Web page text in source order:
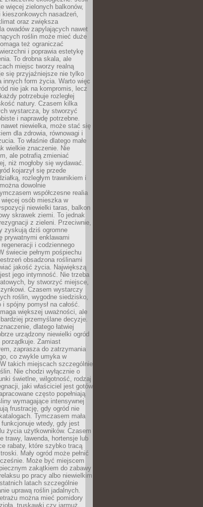
więcej zielonych balkonów,
kieszonkowych nasadzeń,
oraz zwiększa
owadów zapylających nawet
roślin może mieć duże
też ograniczać
i poprawia estetykę
To drobna skala, ale
miejsc tworzy realną
się przyjaźniejsze nie tylko
innych form życia. Warto więc
nie jak na kompromis, lecz
potrzebuje rozległej
natury. Czasem kilka
wystarcza, by stworzyć
i naprawdę potrzebne.
niewielka, może stać się
dla zdrowia, równowagi i
To właśnie dlatego małe
wielkie znaczenie. Nie
ale potrafią zmieniać
niż mogłoby się wydawać.
kojarzył się przede
rozległym trawnikiem i
dowolnie
współczesne realia
osób mieszka w
niewielki taras, balkon
skrawek ziemi. To jednak
z zieleni. Przeciwnie,
zyskują dziś ogromne
prywatnymi enklawami
i codziennego
świecie pełnym pośpiechu
obsadzona roślinami
jakość życia. Największą
jest jego intymność. Nie trzeba
by stworzyć miejsce,
Czasem wystarczy
roślin, wygodne siedzisko,
i spójny pomysł na całość.
większej uważności, ale
przemyślane decyzje.
dlatego łatwiej
urządzony niewielki ogród
porządkuje. Zamiast
zaprasza do zatrzymania
co zwykle umyka w
takich miejscach szczególnie
Nie chodzi wyłącznie o
świetlne, wilgotność, rodzaj
jaki właściciel jest gotów
często popełniają
wymagające intensywnej
frustrację, gdy ogród nie
Tymczasem mała
wtedy, gdy jest
życia użytkowników. Czasem
trawy, lawenda, hortensje lub
rabaty, które szybko tracą
Mały ogród może pełnić
Może być miejscem
zakątkiem do zabawy
po pracy albo niewielkim
latach szczególnie
uprawą roślin jadalnych.
można mieć pomidory
truskawki czy jarmuż.